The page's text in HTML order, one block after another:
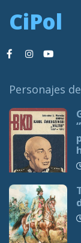
CiPol
Personajes